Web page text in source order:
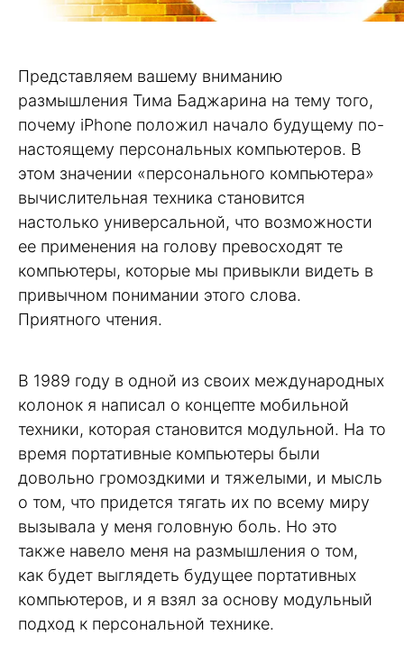
Представляем вашему вниманию
размышления Тима Баджарина на тему того,
почему iPhone положил начало будущему по-
настоящему персональных компьютеров. В
этом значении «персонального компьютера»
вычислительная техника становится
настолько универсальной, что возможности
ее применения на голову превосходят те
компьютеры, которые мы привыкли видеть в
привычном понимании этого слова.
Приятного чтения.
В 1989 году в одной из своих международных
колонок я написал о концепте мобильной
техники, которая становится модульной. На то
время портативные компьютеры были
довольно громоздкими и тяжелыми, и мысль
о том, что придется тягать их по всему миру
вызывала у меня головную боль. Но это
также навело меня на размышления о том,
как будет выглядеть будущее портативных
компьютеров, и я взял за основу модульный
подход к персональной технике.